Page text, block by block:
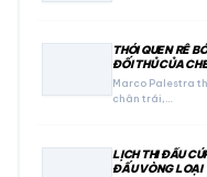
THÓI QUEN RÊ
ĐỐI THỦ CỦA
Marco Palestra
chân trái,…
LỊCH THI ĐẤU
ĐẤU VÒNG LOẠI